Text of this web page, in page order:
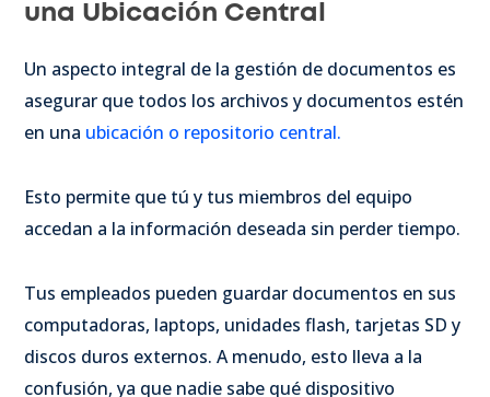
una Ubicación Central
Un aspecto integral de la gestión de documentos es
asegurar que todos los archivos y documentos estén
en una ubicación o repositorio central.
Esto permite que tú y tus miembros del equipo
accedan a la información deseada sin perder tiempo.
Tus empleados pueden guardar documentos en sus
computadoras, laptops, unidades flash, tarjetas SD y
discos duros externos. A menudo, esto lleva a la
confusión, ya que nadie sabe qué dispositivo